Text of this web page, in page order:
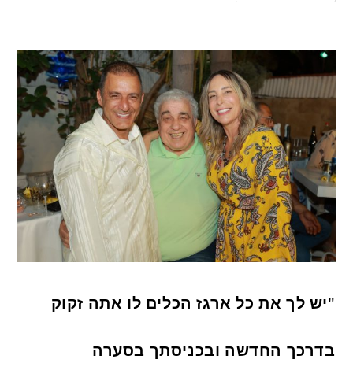
"יש לך את כל ארגז הכלים לו אתה זקוק
בדרכך החדשה ובכניסתך בסערה